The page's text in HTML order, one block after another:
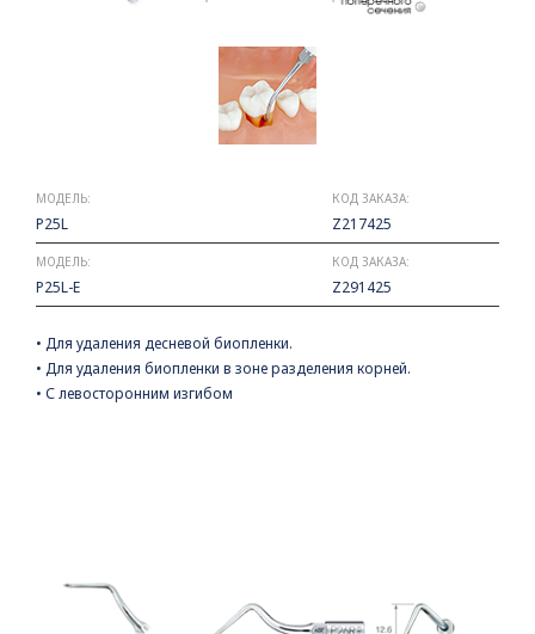
МОДЕЛЬ:
P25L
КОД ЗАКАЗА:
Z217425
МОДЕЛЬ:
P25L-E
КОД ЗАКАЗА:
Z291425
• Для удаления десневой биопленки.
• Для удаления биопленки в зоне разделения корней.
• С левосторонним изгибом